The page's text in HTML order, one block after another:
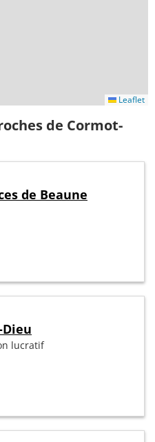
Leaflet
de Cormot-
de Beaune
lucratif